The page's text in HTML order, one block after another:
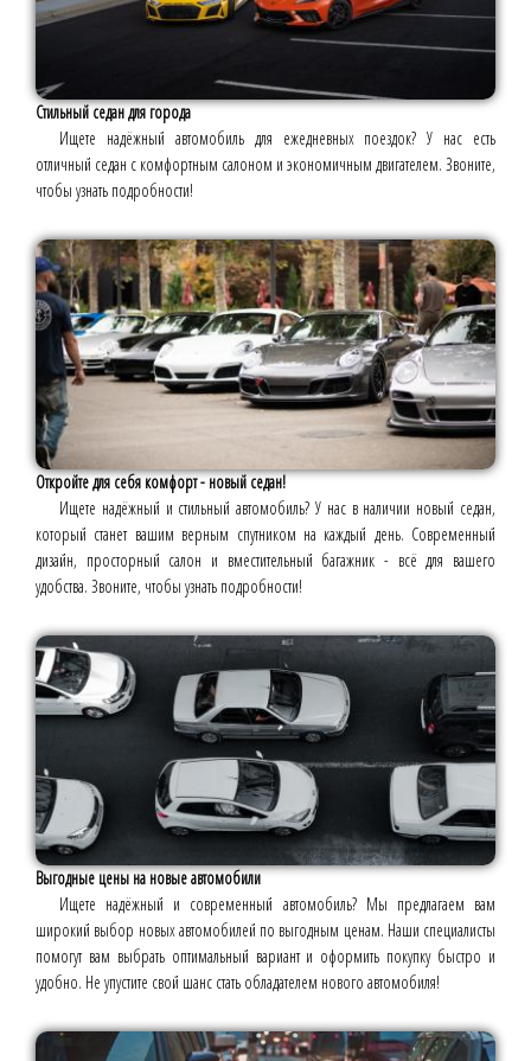
Стильный седан для города
Ищете надёжный автомобиль для ежедневных поездок? У нас есть
отличный седан с комфортным салоном и экономичным двигателем. Звоните,
чтобы узнать подробности!
Откройте для себя комфорт - новый седан!
Ищете надёжный и стильный автомобиль? У нас в наличии новый седан,
который станет вашим верным спутником на каждый день. Современный
дизайн, просторный салон и вместительный багажник - всё для вашего
удобства. Звоните, чтобы узнать подробности!
Выгодные цены на новые автомобили
Ищете надёжный и современный автомобиль? Мы предлагаем вам
широкий выбор новых автомобилей по выгодным ценам. Наши специалисты
помогут вам выбрать оптимальный вариант и оформить покупку быстро и
удобно. Не упустите свой шанс стать обладателем нового автомобиля!